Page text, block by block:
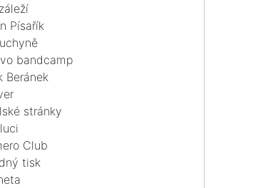
Písařík
bandcamp
Beránek
stránky
Club
tisk